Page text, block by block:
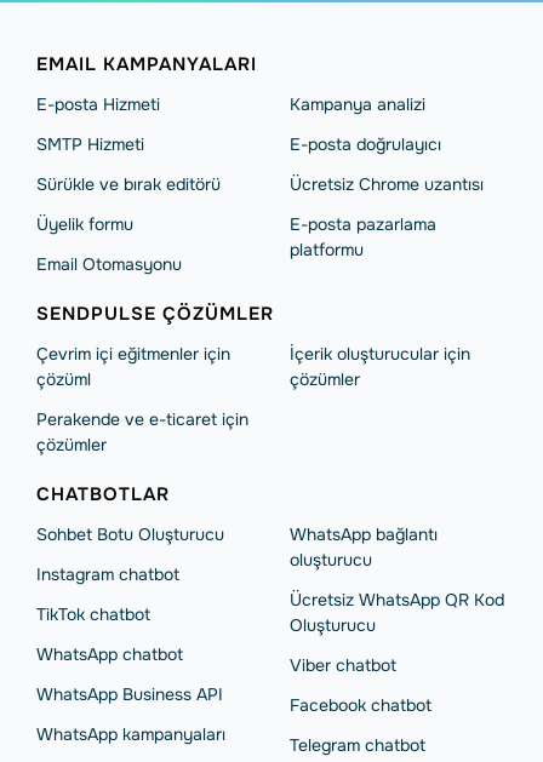
EMAIL KAMPANYALARI
E-posta Hizmeti
SMTP Hizmeti
Sürükle ve bırak editörü
Üyelik formu
Email Otomasyonu
Kampanya analizi
E-posta doğrulayıcı
Ücretsiz Chrome uzantısı
E-posta pazarlama
platformu
SENDPULSE ÇÖZÜMLER
Çevrim içi eğitmenler için
çözüml
Perakende ve e-ticaret için
çözümler
İçerik oluşturucular için
çözümler
CHATBOTLAR
Sohbet Botu Oluşturucu
Instagram chatbot
TikTok chatbot
WhatsApp chatbot
WhatsApp Business API
WhatsApp kampanyaları
WhatsApp bağlantı
oluşturucu
Ücretsiz WhatsApp QR Kod
Oluşturucu
Viber chatbot
Facebook chatbot
Telegram chatbot